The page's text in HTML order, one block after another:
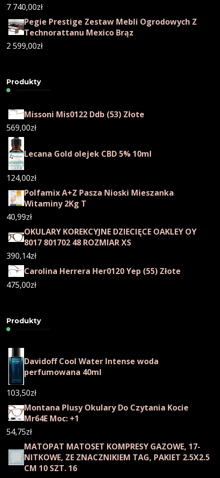
7 740,00zł
Pegie Prestige Zestaw Mebli Ogrodowych Z
Technorattanu Mexico Brąz
2 599,00zł
Produkty
Missoni Mis0122 Ddb (53) Złote
569,00zł
Lecana Gold olejek CBD 5% 10ml
124,00zł
Polfamix A+Z Pasza Nioski Mieszanka
Witaminy 2Kg T
40,99zł
OKULARY KOREKCYJNE DZIECIĘCE OAKLEY OY
8017 801702 48 ROZMIAR XS
390,14zł
Carolina Herrera Her0120 Yep (55) Złote
475,00zł
Produkty
Davidoff Cool Water Intense woda
perfumowana 40ml
103,50zł
Montana Plusy Okulary Do Czytania Kocie
Mr64E Moc: +1
54,75zł
MATOPAT MATOSET KOMPRESY GAZOWE, 17-
NITKOWE, ZE ZNACZNIKIEM TAG, PAKIET 2.5X2.5
CM 10 SZT. 16